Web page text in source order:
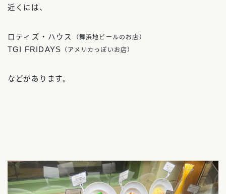
近くには、
ロティズ・ハウス （舞浜地ビールのお店）
TGI FRIDAYS （アメリカっぽいお店）
などがあります。